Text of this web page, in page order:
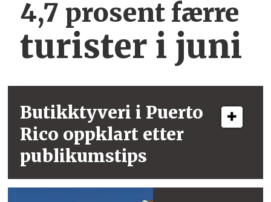
4,7 prosent færre
turister i juni
Butikktyveri i Puerto
Rico oppklart etter
publikumstips